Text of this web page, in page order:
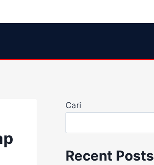
Cari
Recent Posts